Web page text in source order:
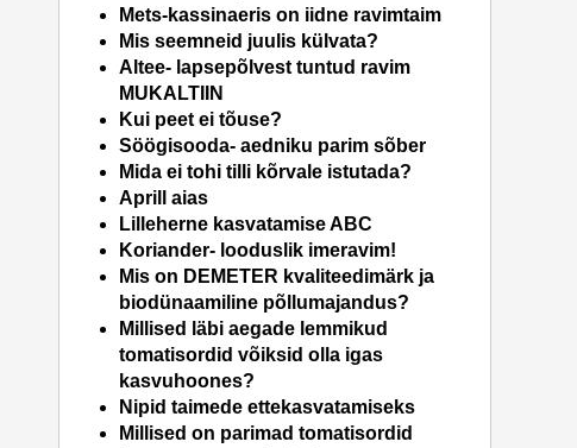
Mets-kassinaeris on iidne ravimtaim
Mis seemneid juulis külvata?
Altee- lapsepõlvest tuntud ravim
MUKALTIIN
Kui peet ei tõuse?
Söögisooda- aedniku parim sõber
Mida ei tohi tilli kõrvale istutada?
Aprill aias
Lilleherne kasvatamise ABC
Koriander- looduslik imeravim!
Mis on DEMETER kvaliteedimärk ja
biodünaamiline põllumajandus?
Millised läbi aegade lemmikud
tomatisordid võiksid olla igas
kasvuhoones?
Nipid taimede ettekasvatamiseks
Millised on parimad tomatisordid